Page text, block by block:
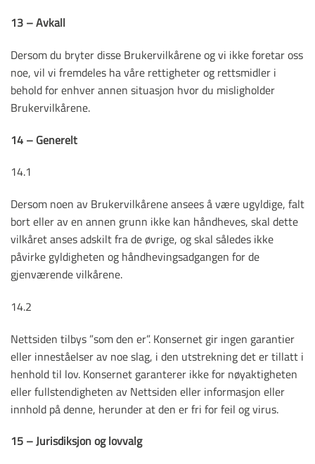
13 – Avkall
Dersom du bryter disse Brukervilkårene og vi ikke foretar oss
noe, vil vi fremdeles ha våre rettigheter og rettsmidler i
behold for enhver annen situasjon hvor du misligholder
Brukervilkårene.
14 – Generelt
14.1
Dersom noen av Brukervilkårene ansees å være ugyldige, falt
bort eller av en annen grunn ikke kan håndheves, skal dette
vilkåret anses adskilt fra de øvrige, og skal således ikke
påvirke gyldigheten og håndhevingsadgangen for de
gjenværende vilkårene.
14.2
Nettsiden tilbys ”som den er”. Konsernet gir ingen garantier
eller inneståelser av noe slag, i den utstrekning det er tillatt i
henhold til lov. Konsernet garanterer ikke for nøyaktigheten
eller fullstendigheten av Nettsiden eller informasjon eller
innhold på denne, herunder at den er fri for feil og virus.
15 – Jurisdiksjon og lovvalg